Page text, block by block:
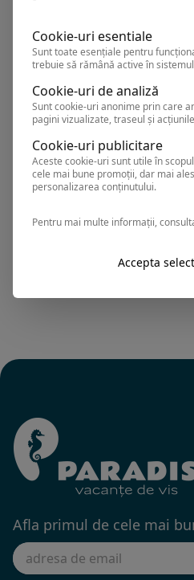
Venus,
Hotel
Afla primul de cele mai
Cookie-uri esentiale
Sunt toate esențiale pentru
trebuie să rămână active în
Cookie-uri de analiză
Sunt cookie-uri anonime prin care
pagini vizualizate, traseul și
Cookie-uri publicitare
Aceste cookie-uri sunt utile în
cele mai bune promoții, dar mai
personalizarea conținutului.
Pentru mai multe informații,
Accepta